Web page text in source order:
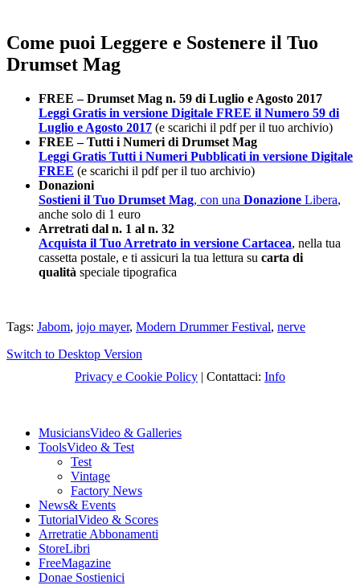
Come puoi Leggere e Sostenere il Tuo
Drumset Mag
FREE – Drumset Mag n. 59 di Luglio e Agosto 2017
Leggi Gratis in versione Digitale FREE il Numero 59 di
Luglio e Agosto 2017 (e scarichi il pdf per il tuo archivio)
FREE – Tutti i Numeri di Drumset Mag
Leggi Gratis Tutti i Numeri Pubblicati in versione Digitale
FREE (e scarichi il pdf per il tuo archivio)
Donazioni
Sostieni il Tuo Drumset Mag, con una Donazione Libera,
anche solo di 1 euro
Arretrati dal n. 1 al n. 32
Acquista il Tuo Arretrato in versione Cartacea, nella tua
cassetta postale, e ti assicuri la tua lettura su carta di
qualità speciale tipografica
Tags: Jabom, jojo mayer, Modern Drummer Festival, nerve
Switch to Desktop Version
Privacy e Cookie Policy | Contattaci: Info
MusiciansVideo & Galleries
ToolsVideo & Test
Test
Vintage
Factory News
News& Events
TutorialVideo & Scores
Arretratie Abbonamenti
StoreLibri
FreeMagazine
Donae Sostienici